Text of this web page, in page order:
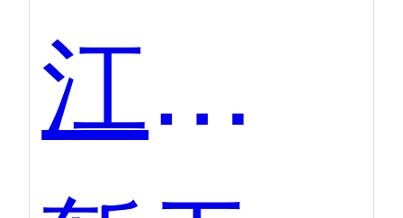
江湖CMS